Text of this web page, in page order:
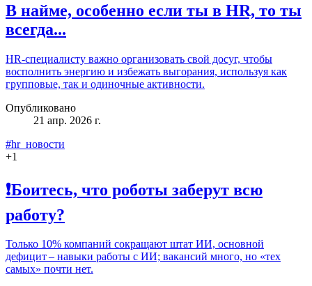
В найме, особенно если ты в HR, то ты
всегда...
HR‑специалисту важно организовать свой досуг, чтобы
восполнить энергию и избежать выгорания, используя как
групповые, так и одиночные активности.
Опубликовано
21 апр. 2026 г.
#hr_новости
+1
❗Боитесь, что роботы заберут всю
работу?
Только 10% компаний сокращают штат ИИ, основной
дефицит – навыки работы с ИИ; вакансий много, но «тех
самых» почти нет.